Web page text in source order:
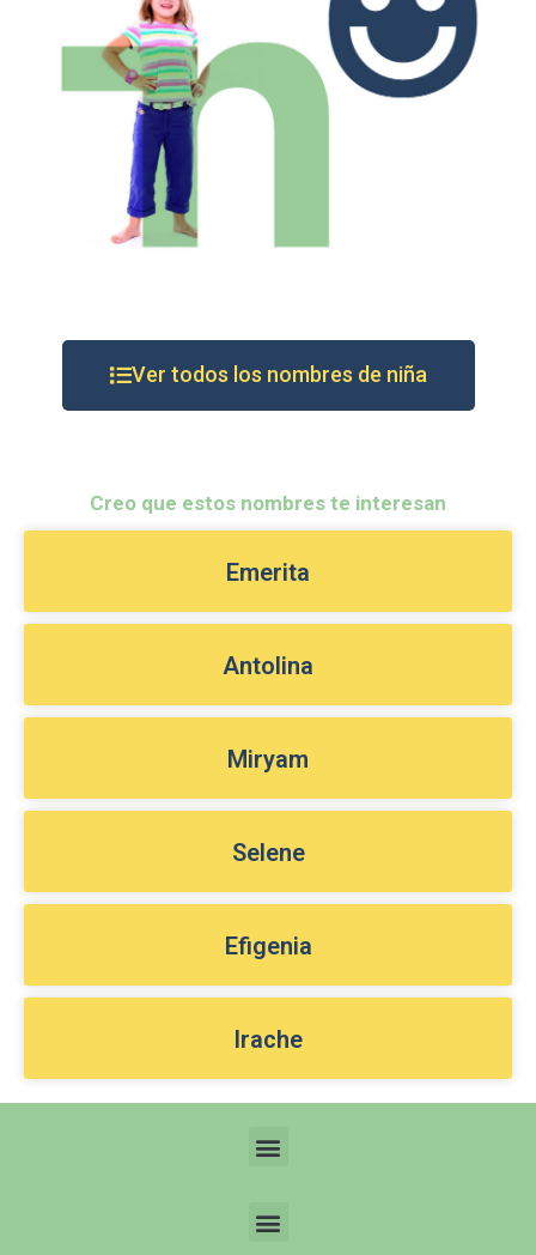
Ver todos los nombres de niña
Creo que estos nombres te interesan
Emerita
Antolina
Miryam
Selene
Efigenia
Irache